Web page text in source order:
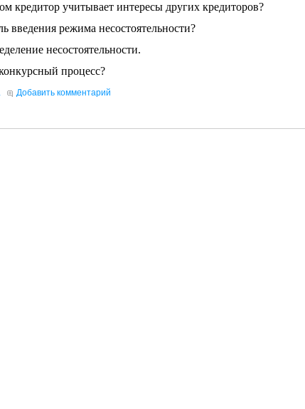
кредитор учитывает интересы других кредиторов?
введения режима несостоятельности?
несостоятельности.
процесс?
Добавить комментарий